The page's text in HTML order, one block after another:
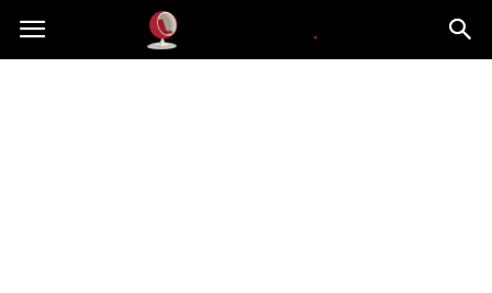
Dekoteria.pl